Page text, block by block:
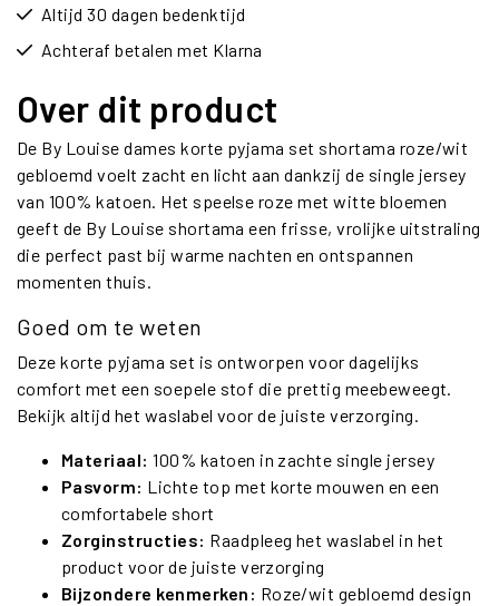
Altijd 30 dagen bedenktijd
Achteraf betalen met Klarna
Over dit product
De By Louise dames korte pyjama set shortama roze/wit
gebloemd voelt zacht en licht aan dankzij de single jersey
van 100% katoen. Het speelse roze met witte bloemen
geeft de By Louise shortama een frisse, vrolijke uitstraling
die perfect past bij warme nachten en ontspannen
momenten thuis.
Goed om te weten
Deze korte pyjama set is ontworpen voor dagelijks
comfort met een soepele stof die prettig meebeweegt.
Bekijk altijd het waslabel voor de juiste verzorging.
Materiaal: 100% katoen in zachte single jersey
Pasvorm: Lichte top met korte mouwen en een
comfortabele short
Zorginstructies: Raadpleeg het waslabel in het
product voor de juiste verzorging
Bijzondere kenmerken: Roze/wit gebloemd design